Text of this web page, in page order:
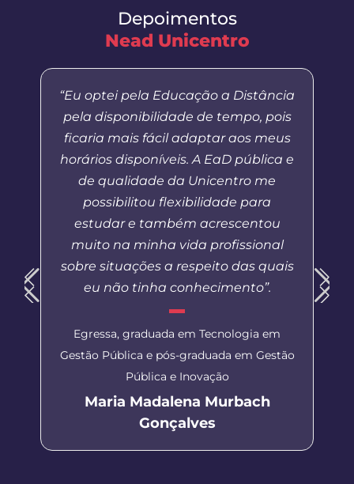
Depoimentos
Nead Unicentro
“Eu optei pela Educação a Distância
pela disponibilidade de tempo, pois
ficaria mais fácil adaptar aos meus
horários disponíveis. A EaD pública e
de qualidade da Unicentro me
possibilitou flexibilidade para
estudar e também acrescentou
muito na minha vida profissional
sobre situações a respeito das quais
eu não tinha conhecimento”.
Egressa, graduada em Tecnologia em
Gestão Pública e pós-graduada em Gestão
Pública e Inovação
Maria Madalena Murbach
Gonçalves